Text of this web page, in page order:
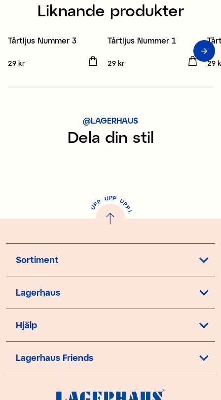
Liknande produkter
Tårtljus Nummer 3
Pris:
29 kr
Tårtljus Nummer 1
Pris:
29 kr Pris
29
@LAGERHAUS
Dela din stil
U
P
P UPP UP
P
!
Sortiment
Lagerhaus
Hjälp
Lagerhaus Friends